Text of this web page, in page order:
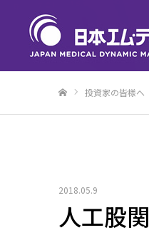
投資家の皆様へ
2018.05.9
人工股